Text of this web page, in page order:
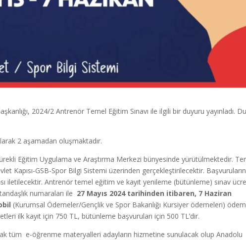
2024/2 Antrenör Temel Eğitim Sınavı ile ilgili bir duyuru yayınladı.
2 aşamadan oluşmaktadır.
Eğitim Uygulama ve Araştırma Merkezi bünyesinde yürütülmektedir.
Kapısı-GSB-Spor Bilgi Sistemi üzerinden gerçekleştirilecektir.
iletilecektir. Antrenör temel eğitim ve kayıt yenileme (bütünleme) sınav
numaraları ile 27 Mayıs 2024 tarihinden itibaren, 7 Haziran
(Kurumsal Ödemeler/Gençlik ve Spor Bakanlığı Kursiyer ödemeleri)
ilk kayıt için 750 TL, bütünleme başvuruları için 500 TL’dir.
tüm e-öğrenme materyalleri adayların hizmetine sunulacak olup Anadolu